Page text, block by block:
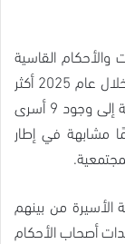
القاسية
بحق أبناء جنين، حيث تجاوز عدد حالات الاعتقال خلال عام 2025 أكثر
من 1650 حالة، بينهم 85 طفلًا و16 امرأة، إضافة إلى وجود 9 أسرى
مشابهة في إطار
الأسيرة من بينهم
أصحاب الأحكام